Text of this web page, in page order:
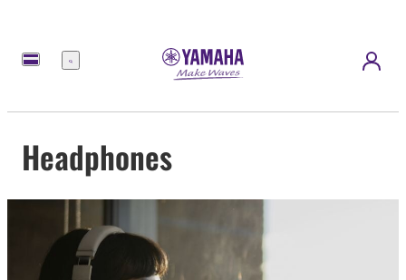
meny
Headphones